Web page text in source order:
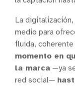
La
medio para
fluida,
momento en
la marca —ya
red social—